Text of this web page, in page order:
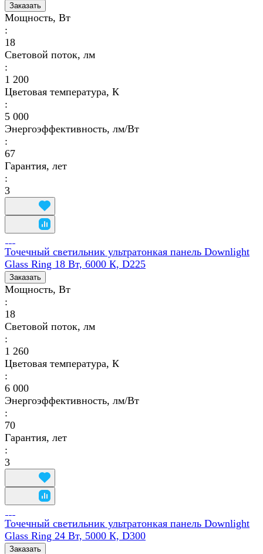
Заказать
Мощность, Вт
:
18
Световой поток, лм
:
1 200
Цветовая температура, К
:
5 000
Энергоэффективность, лм/Вт
:
67
Гарантия, лет
:
3
Точечный светильник ультратонкая панель Downlight
Glass Ring 18 Вт, 6000 К, D225
Заказать
Мощность, Вт
:
18
Световой поток, лм
:
1 260
Цветовая температура, К
:
6 000
Энергоэффективность, лм/Вт
:
70
Гарантия, лет
:
3
Точечный светильник ультратонкая панель Downlight
Glass Ring 24 Вт, 5000 К, D300
Заказать